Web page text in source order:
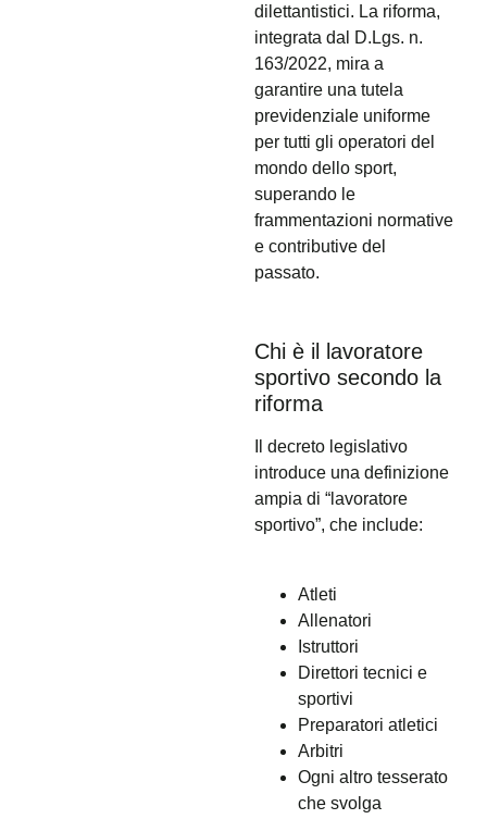
dilettantistici. La riforma,
integrata dal D.Lgs. n.
163/2022, mira a
garantire una tutela
previdenziale uniforme
per tutti gli operatori del
mondo dello sport,
superando le
frammentazioni normative
e contributive del
passato.
Chi è il lavoratore
sportivo secondo la
riforma
Il decreto legislativo
introduce una definizione
ampia di “lavoratore
sportivo”, che include:
Atleti
Allenatori
Istruttori
Direttori tecnici e
sportivi
Preparatori atletici
Arbitri
Ogni altro tesserato
che svolga